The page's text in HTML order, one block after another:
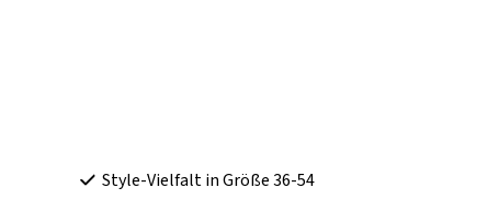
Style-Vielfalt in Größe 36-54